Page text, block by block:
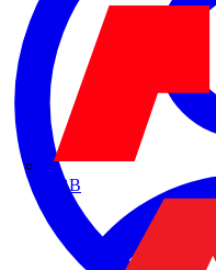
ABB